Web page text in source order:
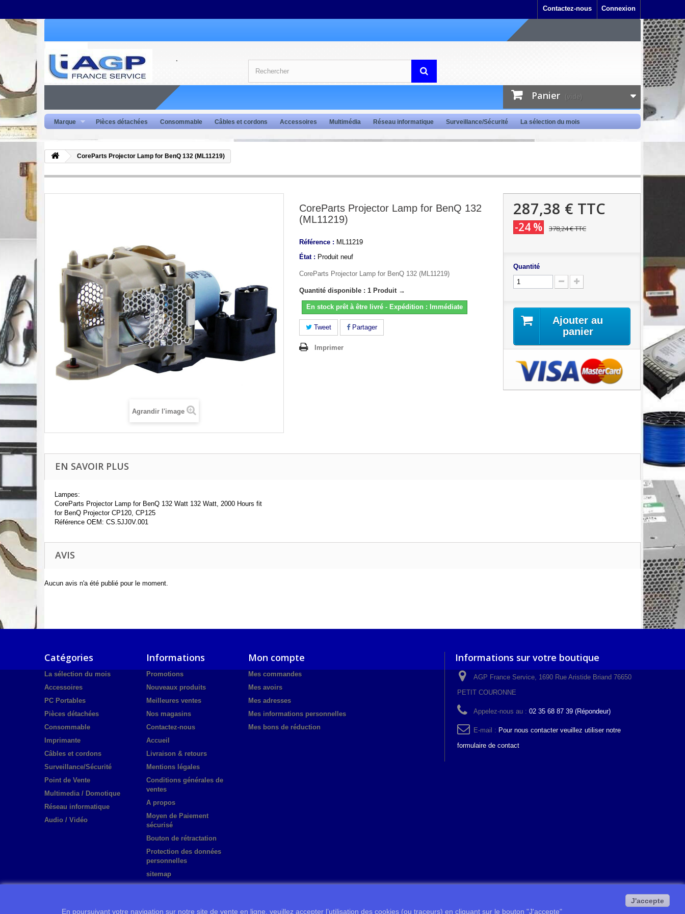
Connexion
Contactez-nous
Panier (vide)
Marque Pièces détachées Consommable Câbles et cordons Accessoires Multimédia Réseau informatique Surveillance/Sécurité La sélection du mois
CoreParts Projector Lamp for BenQ 132 (ML11219)
Agrandir l'image
CoreParts Projector Lamp for BenQ 132
(ML11219)
Référence : ML11219
État : Produit neuf
CoreParts Projector Lamp for BenQ 132 (ML11219)
Quantité disponible : 1 Produit →
En stock prêt à être livré - Expédition : Immédiate
Tweet Partager
Imprimer
287,38 € TTC
-24 % 378,24 €TTC
Quantité
Ajouter au
panier
EN SAVOIR PLUS
Lampes:
CoreParts Projector Lamp for BenQ 132 Watt 132 Watt, 2000 Hours fit
for BenQ Projector CP120, CP125
Référence OEM: CS.5JJ0V.001
AVIS
Aucun avis n'a été publié pour le moment.
Catégories
La sélection du mois
Accessoires
PC Portables
Pièces détachées
Consommable
Imprimante
Câbles et cordons
Surveillance/Sécurité
Point de Vente
Multimedia / Domotique
Réseau informatique
Audio / Vidéo
Informations
Promotions
Nouveaux produits
Meilleures ventes
Nos magasins
Contactez-nous
Accueil
Livraison & retours
Mentions légales
Conditions générales de
ventes
A propos
Moyen de Paiement
sécurisé
Bouton de rétractation
Protection des données
personnelles
sitemap
Mon compte
Mes commandes
Mes avoirs
Mes adresses
Mes informations personnelles
Mes bons de réduction
Informations sur votre boutique
AGP France Service, 1690 Rue Aristide Briand 76650
PETIT COURONNE
Appelez-nous au : 02 35 68 87 39 (Répondeur)
E-mail : Pour nous contacter veuillez utiliser notre
formulaire de contact
En poursuivant votre navigation sur notre site de vente en ligne, veuillez accepter l’utilisation des cookies (ou traceurs) en cliquant sur le bouton "J'accepte"
J'accepte